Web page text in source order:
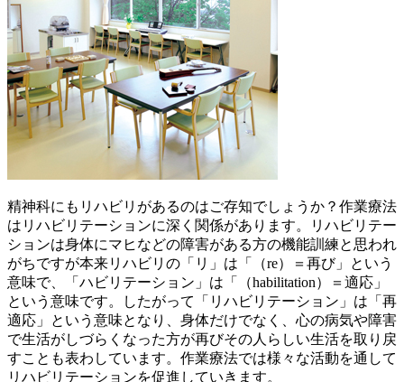
精神科にもリハビリがあるのはご存知でしょうか？作業療法
はリハビリテーションに深く関係があります。リハビリテー
ションは身体にマヒなどの障害がある方の機能訓練と思われ
がちですが本来リハビリの「リ」は「（re）＝再び」という
意味で、「ハビリテーション」は「（habilitation）＝適応」
という意味です。したがって「リハビリテーション」は「再
適応」という意味となり、身体だけでなく、心の病気や障害
で生活がしづらくなった方が再びその人らしい生活を取り戻
すことも表わしています。作業療法では様々な活動を通して
リハビリテーションを促進していきます。